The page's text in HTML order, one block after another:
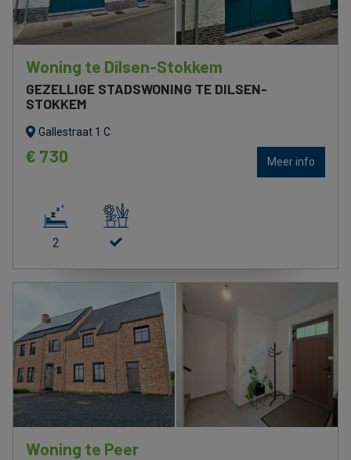
Woning te Dilsen-Stokkem
Gallestraat 1 C
GEZELLIGE STADSWONING TE DILSEN-
STOKKEM
€ 730 Meer info
2
Woning te Peer